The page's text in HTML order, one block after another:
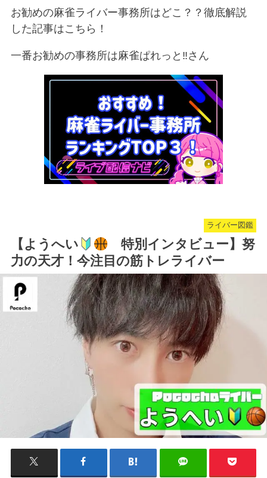
お勧めの麻雀ライバー事務所はどこ？？徹底解説
した記事はこちら！
一番お勧めの事務所は麻雀ぱれっと‼︎さん
ライバー図鑑
【ようへい
特別インタビュー】努
力の天才！今注目の筋トレライバー